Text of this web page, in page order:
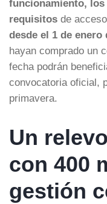
funcionamiento,
requisitos de
desde el 1 de enero
hayan comprado un
fecha podrán
convocatoria oficial,
primavera.
Un
con 400
gestión